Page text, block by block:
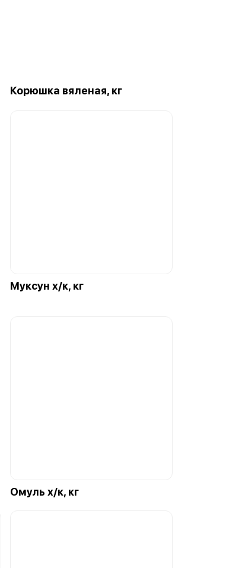
Корюшка вяленая, кг
Муксун х/к, кг
Омуль х/к, кг